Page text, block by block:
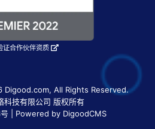
证合作伙伴资质
All Rights Reserved.
科技有限公司 版权所有
| Powered by DigoodCMS